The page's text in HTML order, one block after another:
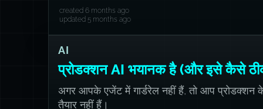
created 6 months ago
updated 5 months ago
AI
प्रोडक्शन AI भयानक है (और इसे कैसे
अगर आपके एजेंट में गार्डरेल नहीं हैं, तो आप प्रोडक्शन
तैयार नहीं हैं।